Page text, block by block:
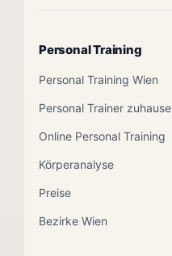
Personal Training
Personal Training Wien
Personal Trainer zuhause
Online Personal Training
Körperanalyse
Preise
Bezirke Wien